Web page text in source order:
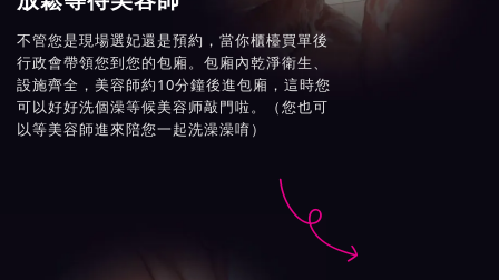
不管您是現場選妃還是預約，當你櫃檯買單後
行政會帶領您到您的包廂。包廂內乾淨衛生、
設施齊全，美容師約10分鐘後進包廂，這時您
可以好好洗個澡等候美容师敲門啦。（您也可
以等美容師進來陪您一起洗澡澡唷）
